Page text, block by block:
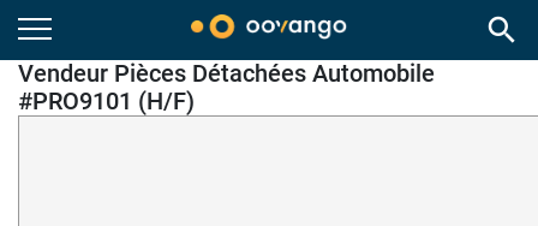
search
Vendeur Pièces Détachées Automobile
#PRO9101 (H/F)